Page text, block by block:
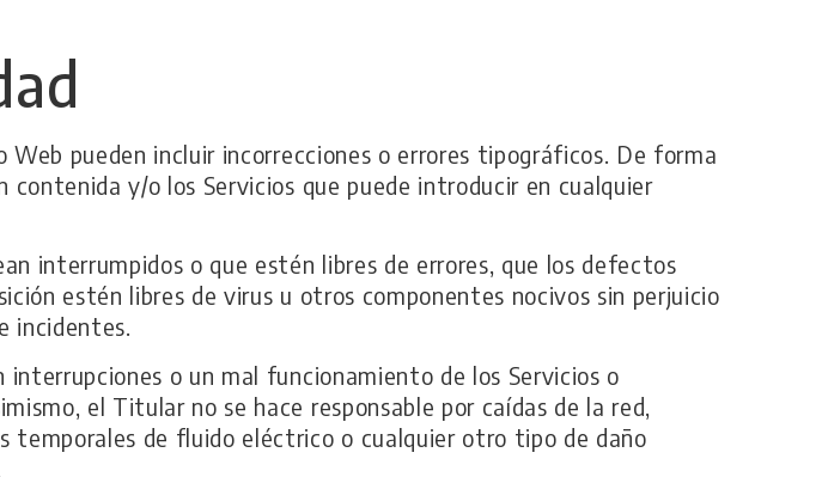
pueden incluir incorrecciones o errores tipográficos. De forma
y/o los Servicios que puede introducir en cualquier
interrumpidos o que estén libres de errores, que los defectos
estén libres de virus u otros componentes nocivos sin perjuicio
incidentes.
o un mal funcionamiento de los Servicios o
el Titular no se hace responsable por caídas de la red,
temporales de fluido eléctrico o cualquier otro tipo de daño